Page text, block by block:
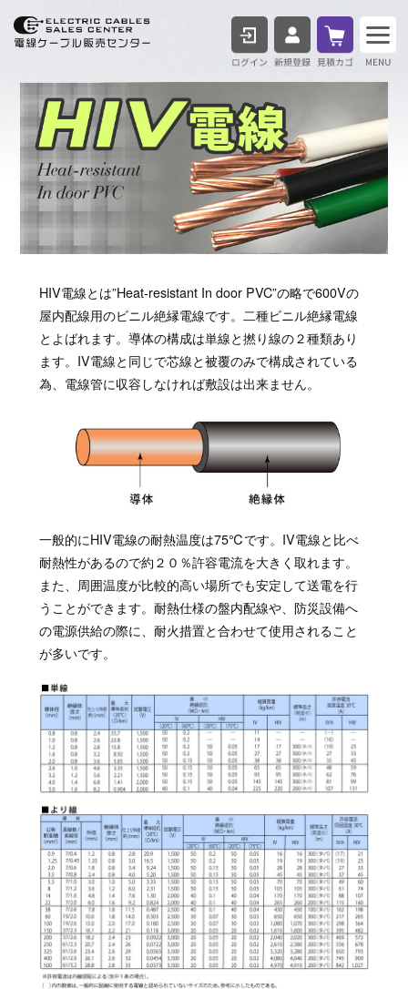
ログイン 見積
HIV電線とは”Heat-resistant In door PVC”の略で600Vの
屋内配線用のビニル絶縁電線です。二種ビニル絶縁電線
とよばれます。導体の構成は単線と撚り線の２種類あり
ます。IV電線と同じで芯線と被覆のみで構成されている
為、電線管に収容しなければ敷設は出来ません。
一般的にHIV電線の耐熱温度は75℃です。IV電線と比べ
耐熱性があるので約２０％許容電流を大きく取れます。
また、周囲温度が比較的高い場所でも安定して送電を行
うことができます。耐熱仕様の盤内配線や、防災設備へ
の電源供給の際に、耐火措置と合わせて使用されること
が多いです。